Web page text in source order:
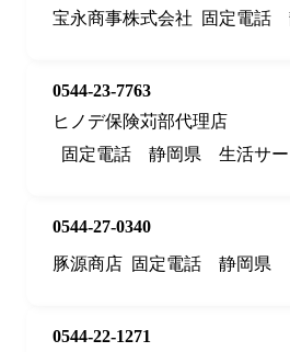
宝永商事株式会社
固定電話
0544-23-7763
ヒノデ保険苅部代理店
固定電話
静岡県 生活サ
0544-27-0340
豚源商店 固定電話 静岡県
0544-22-1271